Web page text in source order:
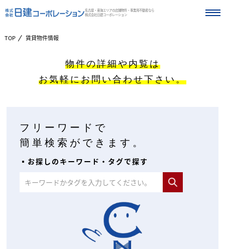
名古屋・東海エリアの店舗物件・事業用不動産なら
株式会社日建コーポレーション
TOP 賃貸物件情報
物件の詳細や内覧は
お気軽にお問い合わせ下さい。
フリーワードで
簡単検索ができます。
▪︎お探しのキーワード・タグで探す